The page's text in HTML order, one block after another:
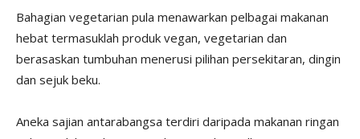
Bahagian vegetarian pula menawarkan pelbagai makanan
hebat termasuklah produk vegan, vegetarian dan
berasaskan tumbuhan menerusi pilihan persekitaran, dingin
dan sejuk beku.
Aneka sajian antarabangsa terdiri daripada makanan ringan